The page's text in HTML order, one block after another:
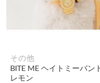
その他
BITE ME ヘイトミーバン
レモン